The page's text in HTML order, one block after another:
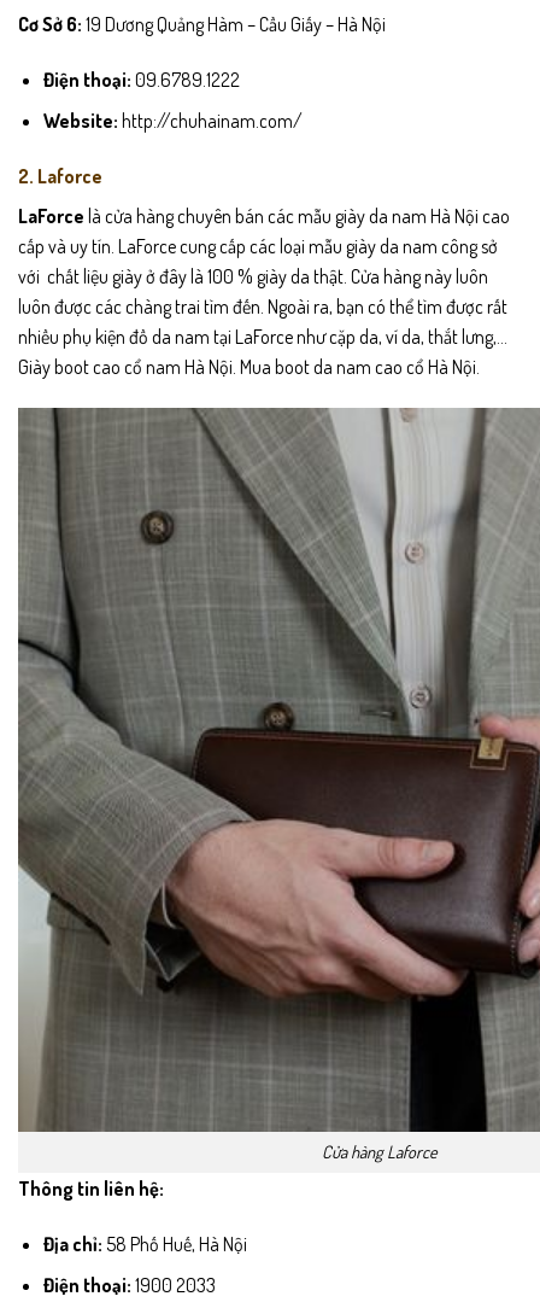
Cơ Sở 6: 19 Dương Quảng Hàm – Cầu Giấy – Hà Nội
Điện thoại: 09.6789.1222
Website: http://chuhainam.com/
2. Laforce
LaForce là cửa hàng chuyên bán các mẫu giày da nam Hà Nội cao
cấp và uy tín. LaForce cung cấp các loại mẫu giày da nam công sở
với chất liệu giày ở đây là 100 % giày da thật. Cửa hàng này luôn
luôn được các chàng trai tìm đến. Ngoài ra, bạn có thể tìm được rất
nhiều phụ kiện đồ da nam tại LaForce như cặp da, ví da, thắt lưng,…
Giày boot cao cổ nam Hà Nội. Mua boot da nam cao cổ Hà Nội.
Cửa hàng Laforce
Thông tin liên hệ:
Địa chỉ: 58 Phố Huế, Hà Nội
Điện thoại: 1900 2033